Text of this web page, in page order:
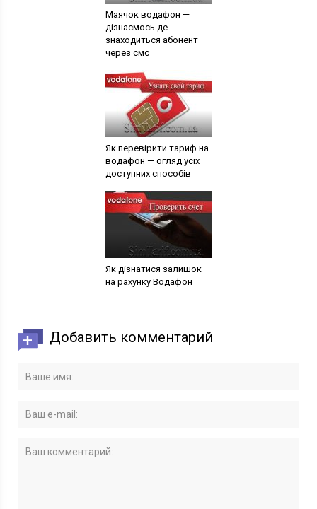
Маячок водафон —
дізнаємось де
знаходиться абонент
через смс
Як перевірити тариф на
водафон ⁠— огляд усіх
доступних способів
Як дізнатися залишок
на рахунку Водафон
Добавить комментарий